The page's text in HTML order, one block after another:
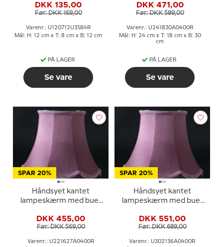
betrukket med off white
silke
DKK 135,00
Før: DKK 169,00
Varenr.: U120712U3584R
Mål: H: 12 cm x T: 8 cm x B: 12 cm
PÅ LAGER
Se vare
rosa silke stof
DKK 471,00
Før: DKK 589,00
Varenr.: U241830A0400R
Mål: H: 24 cm x T: 18 cm x B: 30
cm
PÅ LAGER
Se vare
SPAR 20%
Håndsyet kantet
lampeskærm med buer
rosa silke stof
DKK 455,00
Før: DKK 569,00
Varenr.: U221627A0400R
SPAR 20%
Håndsyet kantet
lampeskærm med buer
rosa silke stof
DKK 551,00
Før: DKK 689,00
Varenr.: U302136A0400R